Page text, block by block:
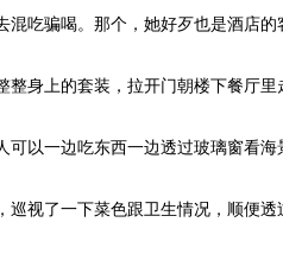
吃骗喝。那个，她好歹也是酒店的
身上的套装，拉开门朝楼下餐厅里
以一边吃东西一边透过玻璃窗看海
视了一下菜色跟卫生情况，顺便透